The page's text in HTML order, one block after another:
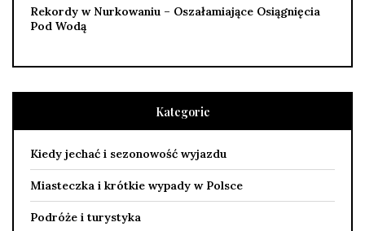
Rekordy w Nurkowaniu – Oszałamiające Osiągnięcia
Pod Wodą
Kategorie
Kiedy jechać i sezonowość wyjazdu
Miasteczka i krótkie wypady w Polsce
Podróże i turystyka